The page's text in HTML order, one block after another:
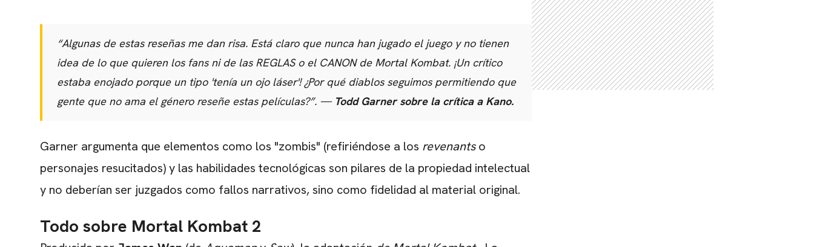
“Algunas de estas reseñas me dan risa. Está claro que nunca han jugado el juego y no tienen
idea de lo que quieren los fans ni de las REGLAS o el CANON de Mortal Kombat. ¡Un crítico
estaba enojado porque un tipo 'tenía un ojo láser'! ¿Por qué diablos seguimos permitiendo que
gente que no ama el género reseñe estas películas?”. — Todd Garner sobre la crítica a Kano.
Garner argumenta que elementos como los "zombis" (refiriéndose a los revenantso
personajes resucitados) y las habilidades tecnológicas son pilares de la propiedad intelectual
y no deberían ser juzgados como fallos narrativos, sino como fidelidad al material original.
Todo sobre Mortal Kombat 2